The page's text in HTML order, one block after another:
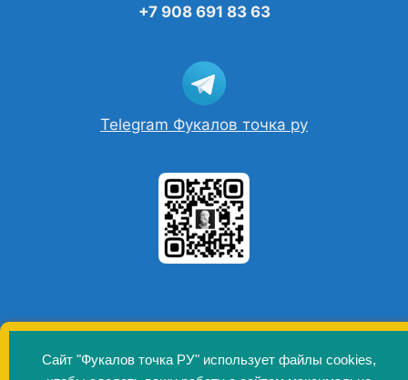
Сайт "Фукалов точка РУ" использует файлы cookies,
+7 908 691 83 63
Telegram Фукалов точка ру